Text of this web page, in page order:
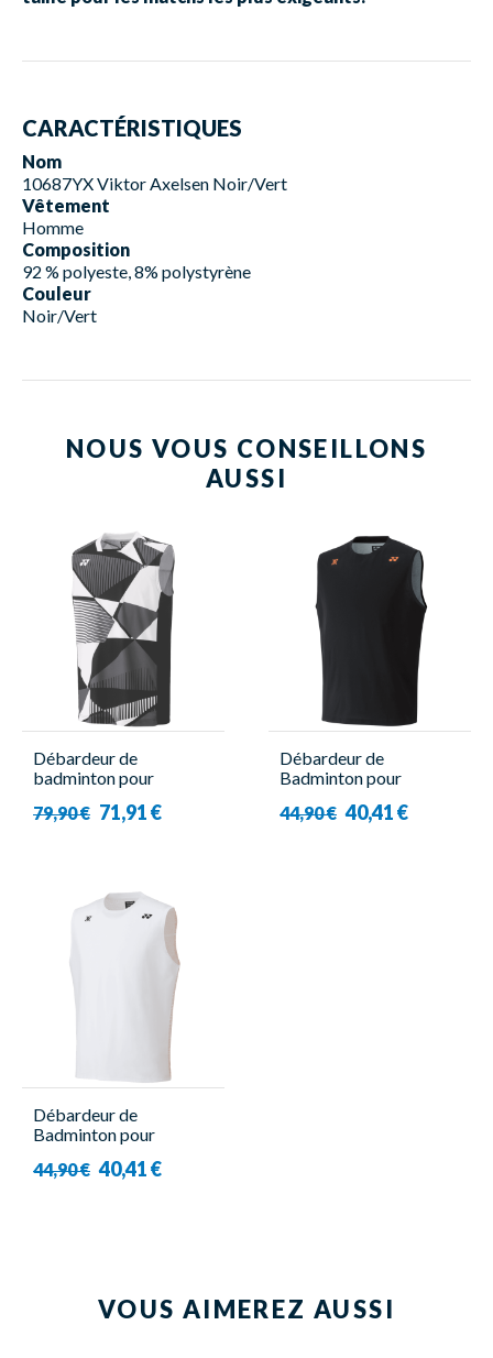
CARACTÉRISTIQUES
Nom
10687YX Viktor Axelsen Noir/Vert
Vêtement
Homme
Composition
92 % polyeste, 8% polystyrène
Couleur
Noir/Vert
NOUS VOUS CONSEILLONS
AUSSI
Débardeur de
badminton pour
-10636EX
79,90 € 71,91 €
Débardeur de
Badminton pour
Viktor Axelsen Noir-
44,90 € 40,41 €
Débardeur de
Badminton pour
Viktor Axelsen Blanc-
44,90 € 40,41 €
VOUS AIMEREZ AUSSI